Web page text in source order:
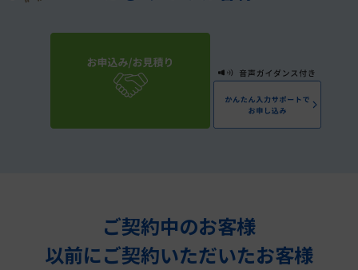
ご契約中のお客様
以前にご契約いただいたお客様